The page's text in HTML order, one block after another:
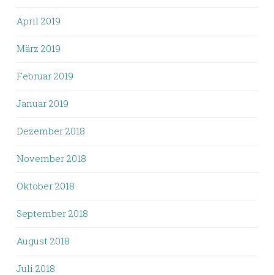
April 2019
März 2019
Februar 2019
Januar 2019
Dezember 2018
November 2018
Oktober 2018
September 2018
August 2018
Juli 2018